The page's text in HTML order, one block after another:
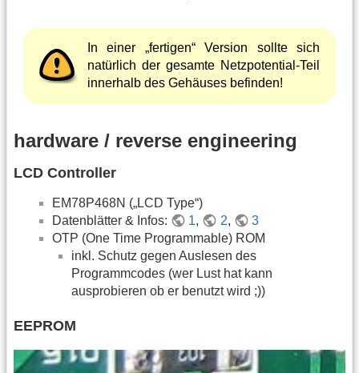
In einer „fertigen“ Version sollte sich
natürlich der gesamte Netzpotential-Teil
innerhalb des Gehäuses befinden!
hardware / reverse engineering
LCD Controller
EM78P468N („LCD Type“)
Datenblätter & Infos:
1, 2,
3
OTP (One Time Programmable) ROM
inkl. Schutz gegen Auslesen des
Programmcodes (wer Lust hat kann
ausprobieren ob er benutzt wird ;))
EEPROM